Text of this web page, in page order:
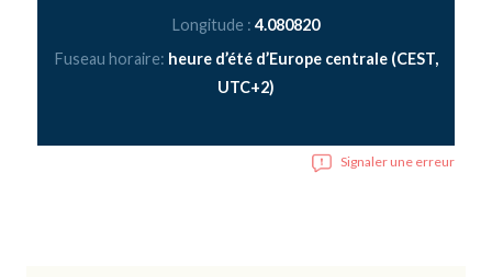
Longitude : 4.080820
Fuseau horaire: heure d’été d’Europe centrale (CEST,
UTC+2)
Signaler une erreur